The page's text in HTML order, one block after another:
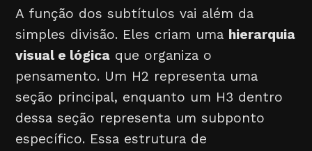
A função dos subtítulos vai além da
simples divisão. Eles criam uma hierarquia
visual e lógica que organiza o
pensamento. Um H2 representa uma
seção principal, enquanto um H3 dentro
dessa seção representa um subponto
específico. Essa estrutura de